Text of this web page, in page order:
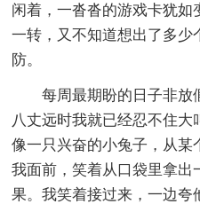
闲着，一沓沓的游戏卡犹如
一转，又不知道想出了多少
防。
每周最期盼的日子非放
八丈远时我就已经忍不住大
像一只兴奋的小兔子，从某
我面前，笑着从口袋里拿出
果。我笑着接过来，一边